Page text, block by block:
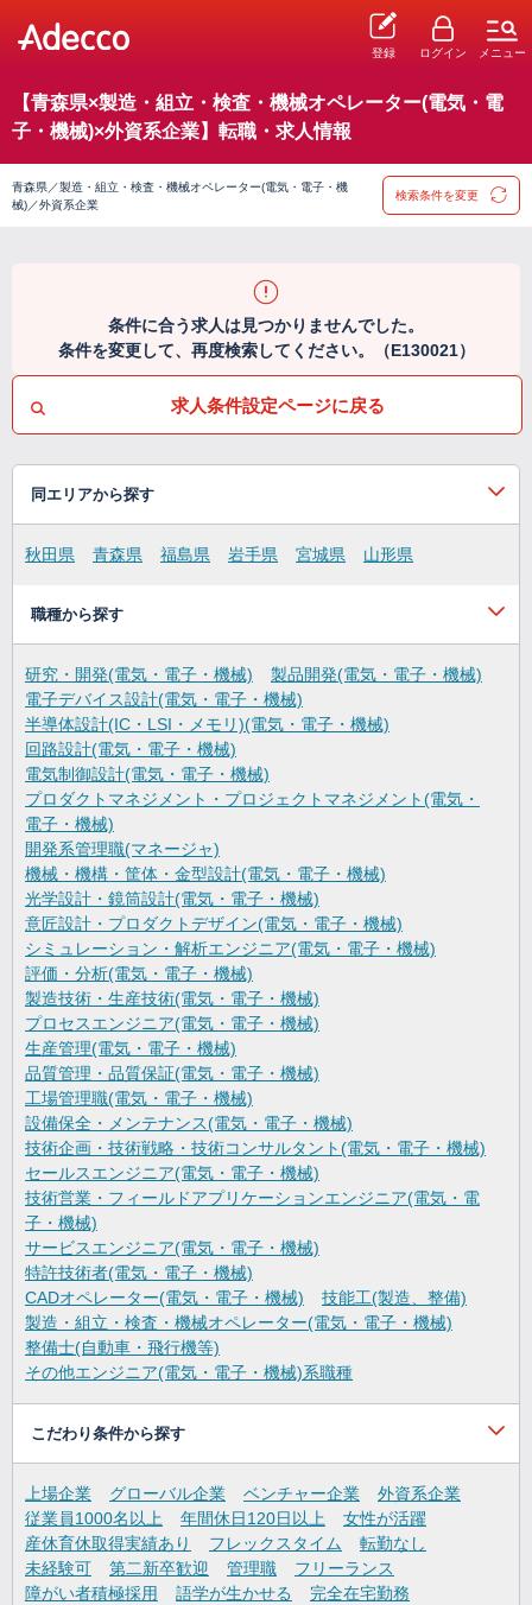
登録 ログイン メニュー
【青森県×製造・組立・検査・機械オペレーター(電気・電
子・機械)×外資系企業】転職・求人情報
青森県／製造・組立・検査・機械オペレーター(電気・電子・機
械)／外資系企業
検索条件を変更
条件に合う求人は見つかりませんでした。
条件を変更して、再度検索してください。（E130021）
求人条件設定ページに戻る
同エリアから探す
秋田県 青森県 福島県 岩手県 宮城県 山形県
職種から探す
研究・開発(電気・電子・機械)
製品開発(電気・電子・機械)
電子デバイス設計(電気・電子・機械)
半導体設計(IC・LSI・メモリ)(電気・電子・機械)
回路設計(電気・電子・機械)
電気制御設計(電気・電子・機械)
プロダクトマネジメント・プロジェクトマネジメント(電気・
電子・機械)
開発系管理職(マネージャ)
機械・機構・筐体・金型設計(電気・電子・機械)
光学設計・鏡筒設計(電気・電子・機械)
意匠設計・プロダクトデザイン(電気・電子・機械)
シミュレーション・解析エンジニア(電気・電子・機械)
評価・分析(電気・電子・機械)
製造技術・生産技術(電気・電子・機械)
プロセスエンジニア(電気・電子・機械)
生産管理(電気・電子・機械)
品質管理・品質保証(電気・電子・機械)
工場管理職(電気・電子・機械)
設備保全・メンテナンス(電気・電子・機械)
技術企画・技術戦略・技術コンサルタント(電気・電子・機械)
セールスエンジニア(電気・電子・機械)
技術営業・フィールドアプリケーションエンジニア(電気・電
子・機械)
サービスエンジニア(電気・電子・機械)
特許技術者(電気・電子・機械)
CADオペレーター(電気・電子・機械)
技能工(製造、整備)
製造・組立・検査・機械オペレーター(電気・電子・機械)
整備士(自動車・飛行機等)
その他エンジニア(電気・電子・機械)系職種
こだわり条件から探す
上場企業 グローバル企業 ベンチャー企業
外資系企業
従業員1000名以上
年間休日120日以上
女性が活躍
産休育休取得実績あり
フレックスタイム
転勤なし
未経験可
第二新卒歓迎 管理職
フリーランス
障がい者積極採用
語学が生かせる
完全在宅勤務